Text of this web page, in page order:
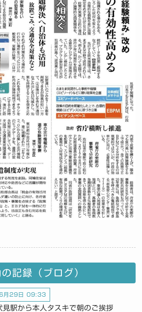
記録（ブログ）
月29日 09:33
見駅から本人タスキで朝のご挨拶